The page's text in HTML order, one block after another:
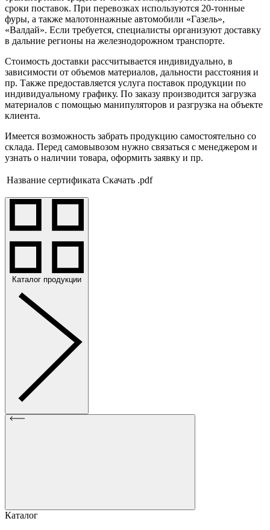
сроки поставок. При перевозках используются 20-тонные
фуры, а также малотоннажные автомобили «Газель»,
«Валдай». Если требуется, специалисты организуют доставку
в дальние регионы на железнодорожном транспорте.
Стоимость доставки рассчитывается индивидуально, в
зависимости от объемов материалов, дальности расстояния и
пр. Также предоставляется услуга поставок продукции по
индивидуальному графику. По заказу производится загрузка
материалов с помощью манипуляторов и разгрузка на объекте
клиента.
Имеется возможность забрать продукцию самостоятельно со
склада. Перед самовывозом нужно связаться с менеджером и
узнать о наличии товара, оформить заявку и пр.
Название сертификата Скачать .pdf
Каталог продукции
Каталог